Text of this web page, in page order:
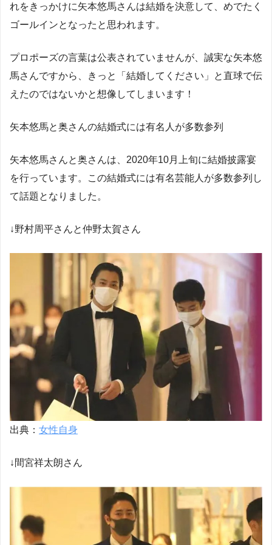
れをきっかけに矢本悠馬さんは結婚を決意して、めでたく
ゴールインとなったと思われます。
プロポーズの言葉は公表されていませんが、誠実な矢本悠
馬さんですから、きっと「結婚してください」と直球で伝
えたのではないかと想像してしまいます！
矢本悠馬と奥さんの結婚式には有名人が多数参列
矢本悠馬さんと奥さんは、2020年10月上旬に結婚披露宴
を行っています。この結婚式には有名芸能人が多数参列し
て話題となりました。
↓野村周平さんと仲野太賀さん
出典： 女性自身
↓間宮祥太朗さん